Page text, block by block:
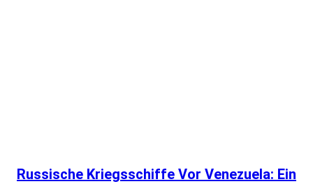
Russische Kriegsschiffe Vor Venezuela: Ein